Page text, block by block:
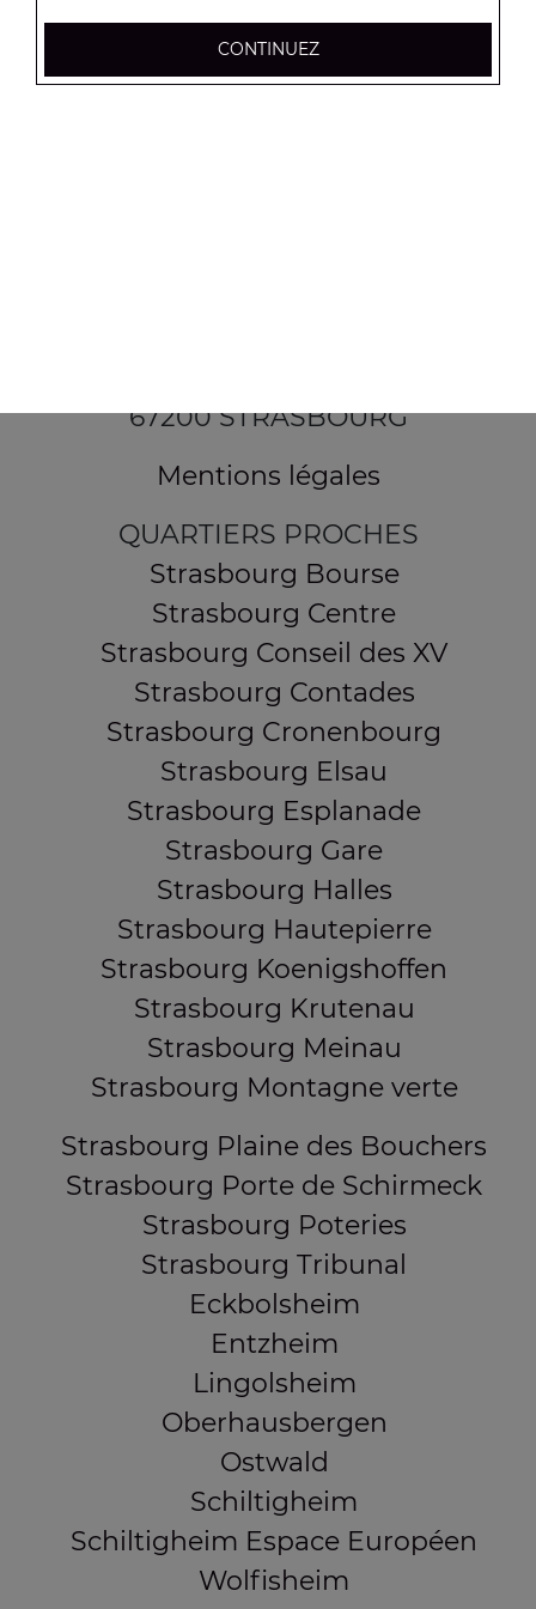
67200 STRASBOURG
Mentions légales
QUARTIERS PROCHES
Strasbourg Bourse
Strasbourg Centre
Strasbourg Conseil des XV
Strasbourg Contades
Strasbourg Cronenbourg
Strasbourg Elsau
Strasbourg Esplanade
Strasbourg Gare
Strasbourg Halles
Strasbourg Hautepierre
Strasbourg Koenigshoffen
Strasbourg Krutenau
Strasbourg Meinau
Strasbourg Montagne verte
Strasbourg Plaine des Bouchers
Strasbourg Porte de Schirmeck
Strasbourg Poteries
Strasbourg Tribunal
Eckbolsheim
Entzheim
Lingolsheim
Oberhausbergen
Ostwald
Schiltigheim
Schiltigheim Espace Européen
Wolfisheim
CONTINUEZ